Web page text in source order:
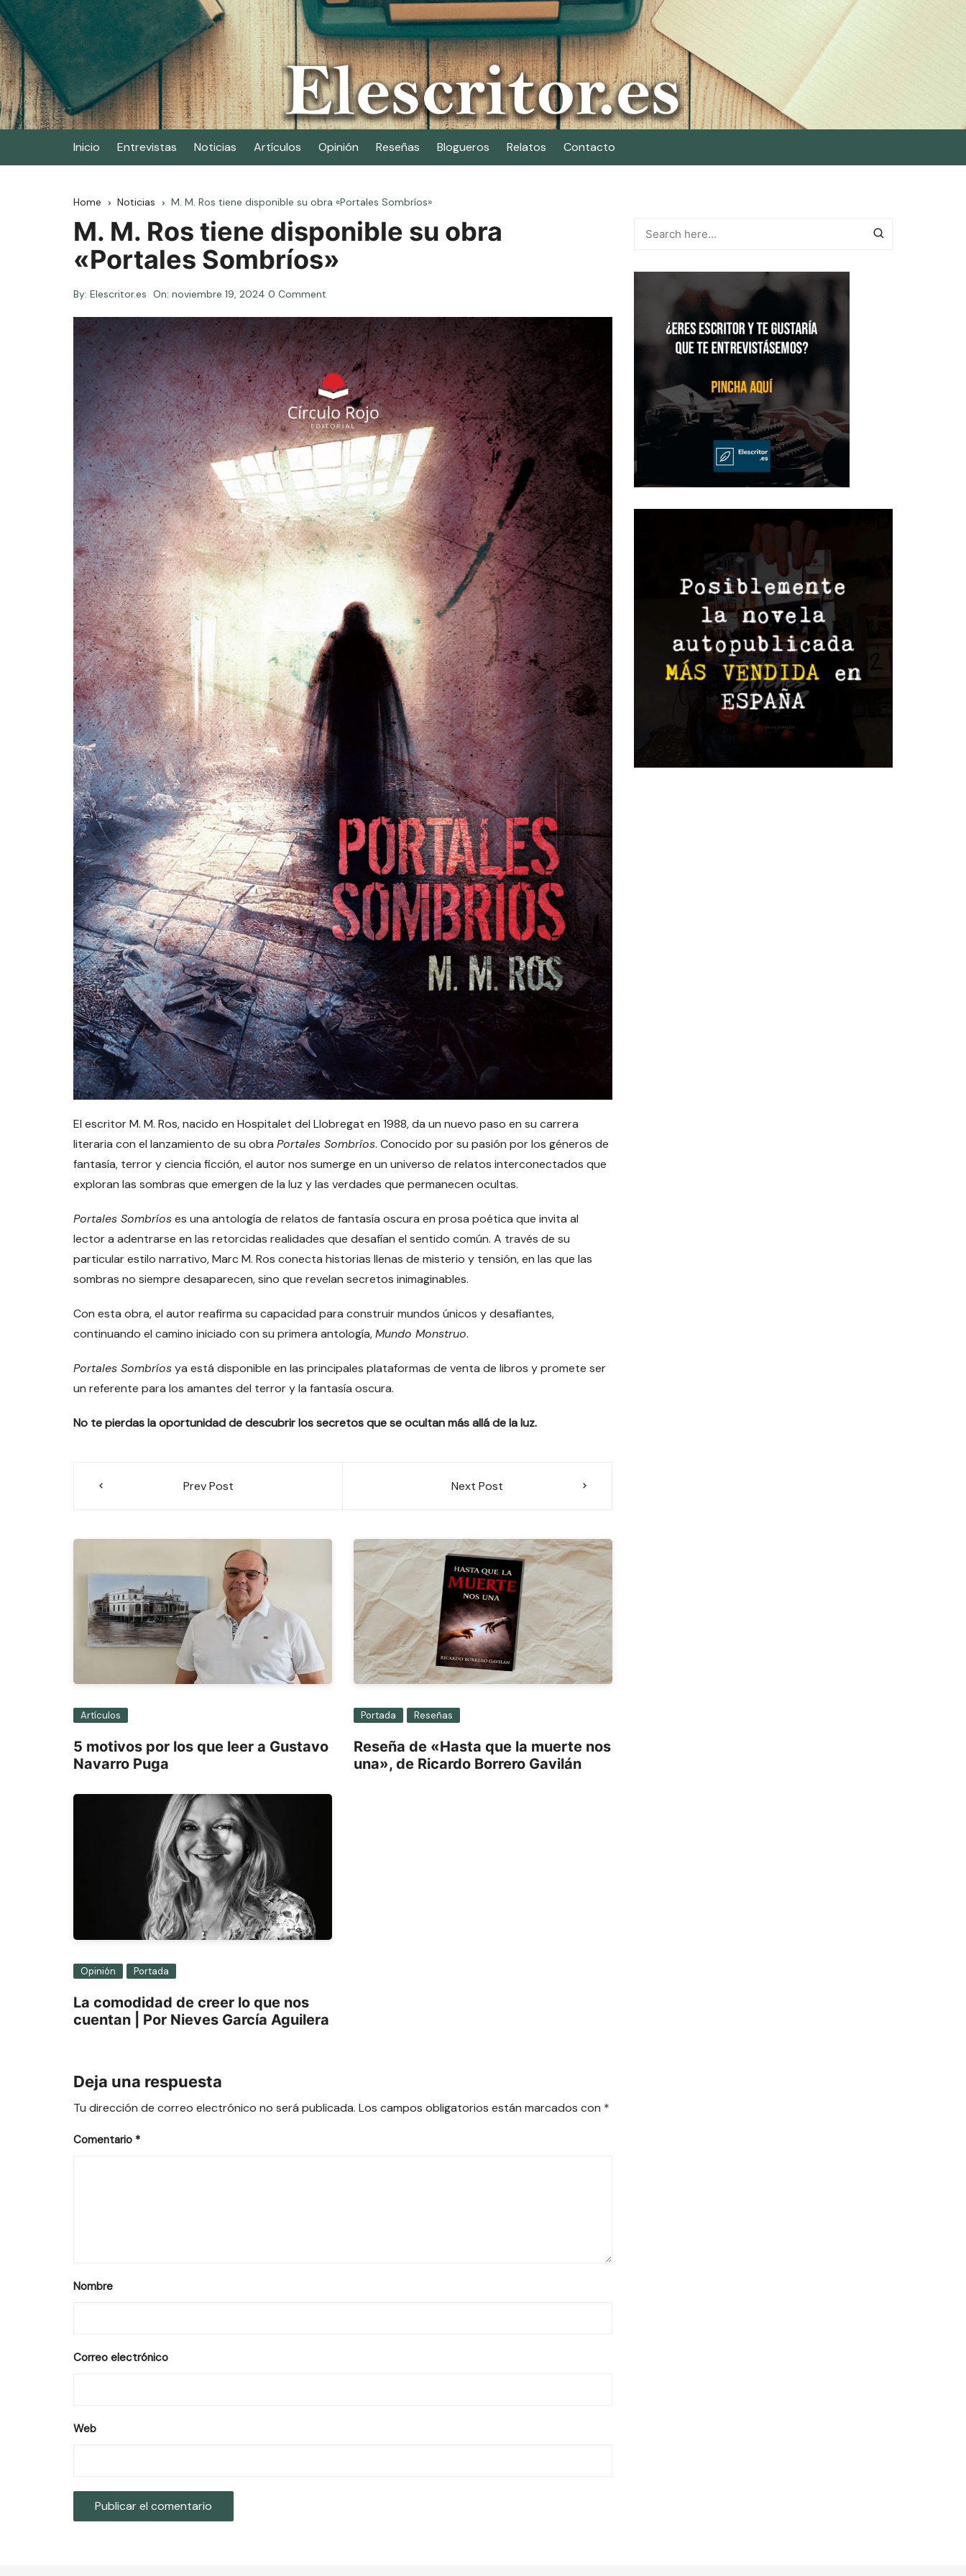
Skip
to
content
Elescritor.es
El periódico digital de los escritores
Inicio Entrevistas Noticias Artículos Opinión Reseñas Blogueros Relatos Contacto
Home Noticias M. M. Ros tiene disponible su obra «Portales Sombríos»
M. M. Ros tiene disponible su obra
«Portales Sombríos»
By: Elescritor.es On: noviembre 19, 2024 0 Comment
El escritor M. M. Ros, nacido en Hospitalet del Llobregat en 1988, da un nuevo paso en su carrera
literaria con el lanzamiento de su obra Portales Sombríos. Conocido por su pasión por los géneros de
fantasía, terror y ciencia ficción, el autor nos sumerge en un universo de relatos interconectados que
exploran las sombras que emergen de la luz y las verdades que permanecen ocultas.
Portales Sombríoses una antología de relatos de fantasía oscura en prosa poética que invita al
lector a adentrarse en las retorcidas realidades que desafían el sentido común. A través de su
particular estilo narrativo, Marc M. Ros conecta historias llenas de misterio y tensión, en las que las
sombras no siempre desaparecen, sino que revelan secretos inimaginables.
Con esta obra, el autor reafirma su capacidad para construir mundos únicos y desafiantes,
continuando el camino iniciado con su primera antología,Mundo Monstruo.
Portales Sombríosya está disponible en las principales plataformas de venta de libros y promete ser
un referente para los amantes del terror y la fantasía oscura.
No te pierdas la oportunidad de descubrir los secretos que se ocultan más allá de la luz.
Prev Post Next Post
Artículos
5 motivos por los que leer a Gustavo
Navarro Puga
Portada Reseñas
Reseña de «Hasta que la muerte nos
una», de Ricardo Borrero Gavilán
Opinión Portada
La comodidad de creer lo que nos
cuentan | Por Nieves García Aguilera
Deja una respuesta
Tu dirección de correo electrónico no será publicada. Los campos obligatorios están marcados con *
Comentario *
Nombre
Correo electrónico
Web